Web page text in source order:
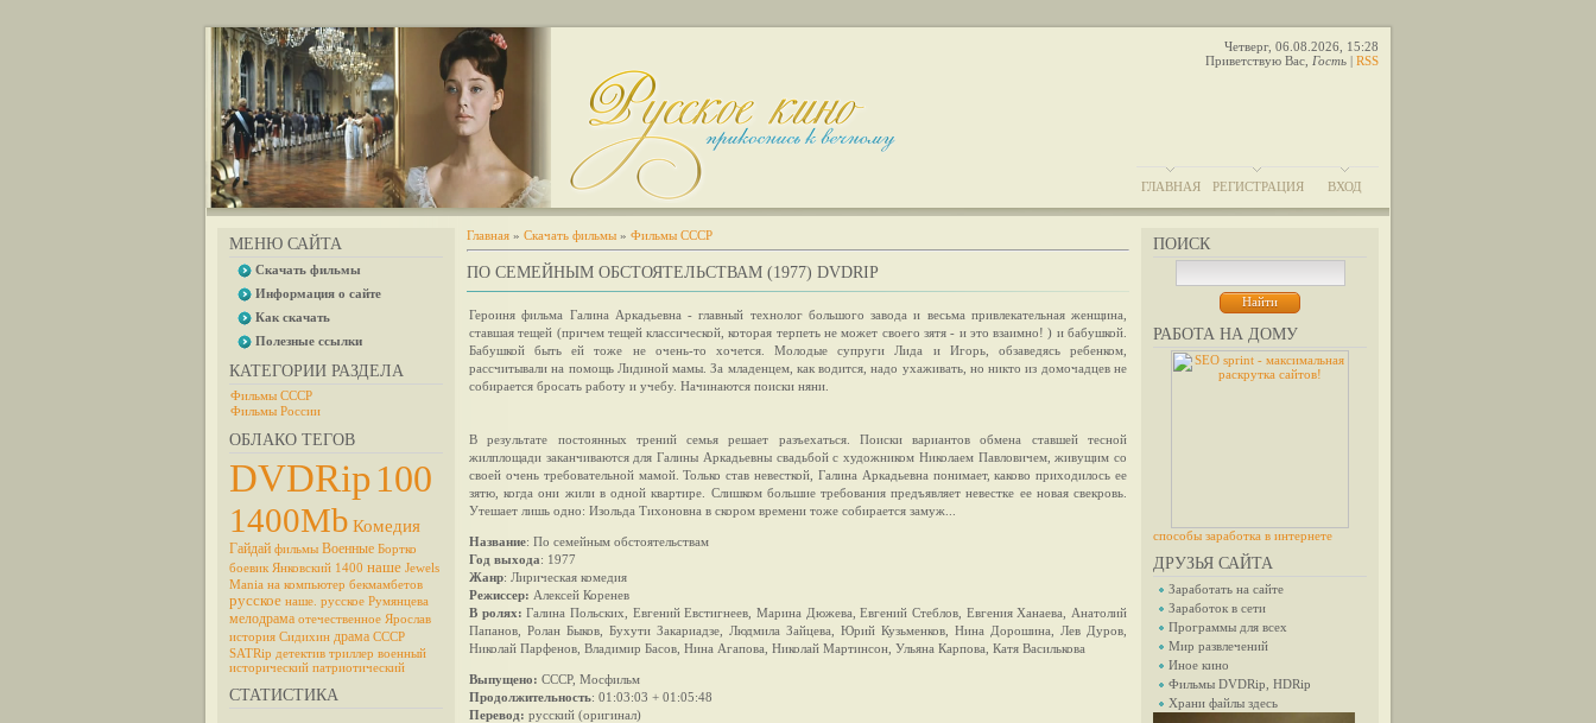
Четверг, 06.08.2026, 15:28
Приветствую Вас Гость | RSS
ГЛАВНАЯ РЕГИСТРАЦИЯ ВХОД
МЕНЮ САЙТА
Скачать фильмы
Информация о сайте
Как скачать
Полезные ссылки
КАТЕГОРИИ РАЗДЕЛА
Фильмы СССР
Фильмы России
ОБЛАКО ТЕГОВ
DVDRip100
1400Mb Комедия
Гайдай фильмы Военные Бортко
боевик Янковский 1400 наше Jewels
Mania на компьютер бекмамбетов
русское наше. русское Румянцева
мелодрама отечественное Ярослав
история Сидихин драма СССР
SATRip детектив триллер военный
исторический патриотический
СТАТИСТИКА
ПОИСК
РАБОТА НА ДОМУ
способы заработка в интернете
ДРУЗЬЯ САЙТА
Заработать на сайте
Заработок в сети
Программы для всех
Мир развлечений
Иное кино
Фильмы DVDRip, HDRip
Храни файлы здесь
Главная » Скачать фильмы » Фильмы СССР
ПО СЕМЕЙНЫМ ОБСТОЯТЕЛЬСТВАМ (1977) DVDRIP
Героиня фильма Галина Аркадьевна - главный технолог большого завода и весьма привлекательная женщина,
ставшая тещей (причем тещей классической, которая терпеть не может своего зятя - и это взаимно! ) и бабушкой.
Бабушкой быть ей тоже не очень-то хочется. Молодые супруги Лида и Игорь, обзаведясь ребенком,
рассчитывали на помощь Лидиной мамы. За младенцем, как водится, надо ухаживать, но никто из домочадцев не
собирается бросать работу и учебу. Начинаются поиски няни.
В результате постоянных трений семья решает разъехаться. Поиски вариантов обмена ставшей тесной
жилплощади заканчиваются для Галины Аркадьевны свадьбой с художником Николаем Павловичем, живущим со
своей очень требовательной мамой. Только став невесткой, Галина Аркадьевна понимает, каково приходилось ее
зятю, когда они жили в одной квартире. Слишком большие требования предъявляет невестке ее новая свекровь.
Утешает лишь одно: Изольда Тихоновна в скором времени тоже собирается замуж...
Название: По семейным обстоятельствам
Год выхода: 1977
Жанр: Лирическая комедия
Режиссер: Алексей Коренев
В ролях: Галина Польских, Евгений Евстигнеев, Марина Дюжева, Евгений Стеблов, Евгения Ханаева, Анатолий
Папанов, Ролан Быков, Бухути Закариадзе, Людмила Зайцева, Юрий Кузьменков, Нина Дорошина, Лев Дуров,
Николай Парфенов, Владимир Басов, Нина Агапова, Николай Мартинсон, Ульяна Карпова, Катя Василькова
Выпущено: СССР, Мосфильм
Продолжительность: 01:03:03 + 01:05:48
Перевод: русский (оригинал)